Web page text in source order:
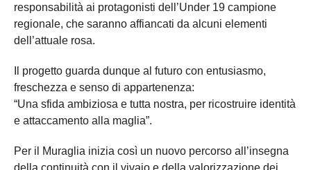
responsabilità ai protagonisti dell’Under 19 campione
regionale, che saranno affiancati da alcuni elementi
dell’attuale rosa.
Il progetto guarda dunque al futuro con entusiasmo,
freschezza e senso di appartenenza:
“Una sfida ambiziosa e tutta nostra, per ricostruire identità
e attaccamento alla maglia”.
Per il Muraglia inizia così un nuovo percorso all’insegna
della continuità con il vivaio e della valorizzazione dei